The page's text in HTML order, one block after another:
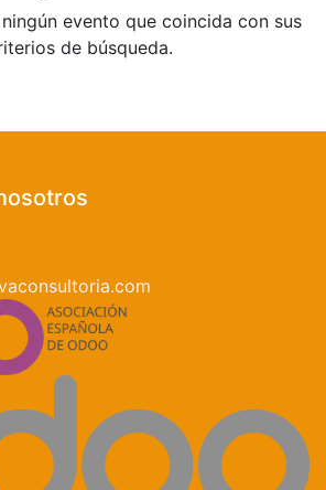
evento que coincida con sus
de búsqueda.